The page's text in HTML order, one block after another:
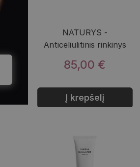
NATURYS -
Anticeliulitinis rinkinys
85,00 €
Į krepšelį